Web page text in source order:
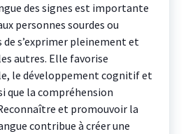
des signes est importante
personnes sourdes ou
s’exprimer pleinement et
autres. Elle favorise
le développement cognitif et
que la compréhension
et promouvoir la
contribue à créer une